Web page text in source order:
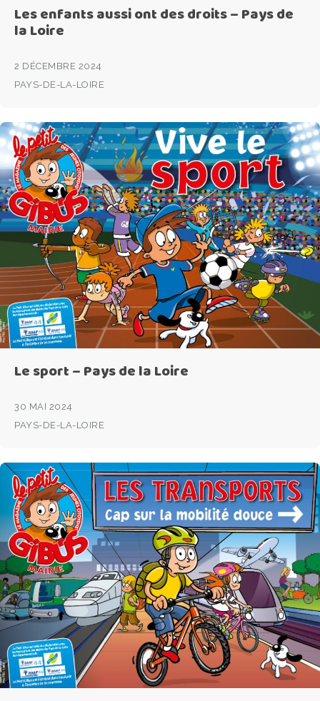
Les enfants aussi ont des droits – Pays de
la Loire
2 DÉCEMBRE 2024
PAYS-DE-LA-LOIRE
Le sport – Pays de la Loire
30 MAI 2024
PAYS-DE-LA-LOIRE